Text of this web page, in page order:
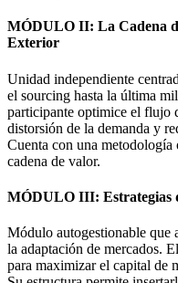
MÓDULO II: La Cadena
Exterior
Unidad independiente
el sourcing hasta la última
participante optimice el flujo
distorsión de la demanda y
Cuenta con una metodología
cadena de valor.
MÓDULO III: Estrategias
Módulo autogestionable que
la adaptación de mercados.
para maximizar el capital de